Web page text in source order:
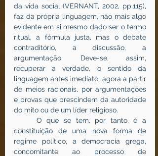
da vida social (VERNANT, 2002, pp.115),
faz da própria linguagem, não mais algo
evidente em si mesmo dado ser o termo
ritual, a fórmula justa, mas o debate
contraditório, a discussão, a
argumentação. Deve-se, assim,
recuperar a verdade, o sentido da
linguagem antes imediato, agora a partir
de meios racionais, por argumentações
e provas que prescindem da autoridade
do mito ou de um líder religioso.
constituição de uma nova forma de
regime político, a democracia grega,
concomitante ao processo de